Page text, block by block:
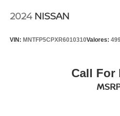
2024 NISSAN
VIN: MNTFP5CPXR6010310Valores:
Call For